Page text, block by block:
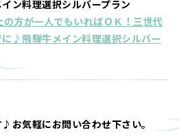
ン料理選択シルバープラン
方が一人でもいればＯＫ！三世代
♪飛騨牛メイン料理選択シルバー
お気軽にお問い合わせ下さい。